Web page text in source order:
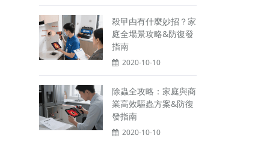
殺曱甴有什麼妙招？家
庭全場景攻略&防復發
指南
2020-10-10
除蟲全攻略：家庭與商
業高效驅蟲方案&防復
發指南
2020-10-10